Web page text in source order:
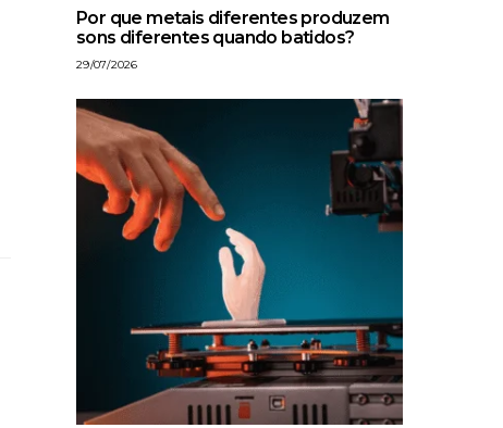
Por que metais diferentes produzem
sons diferentes quando batidos?
29/07/2026